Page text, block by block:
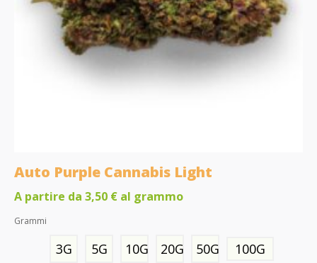
Auto Purple Cannabis Light
A partire da 3,50 € al grammo
Grammi
3G 5G 10G 20G 50G
100G